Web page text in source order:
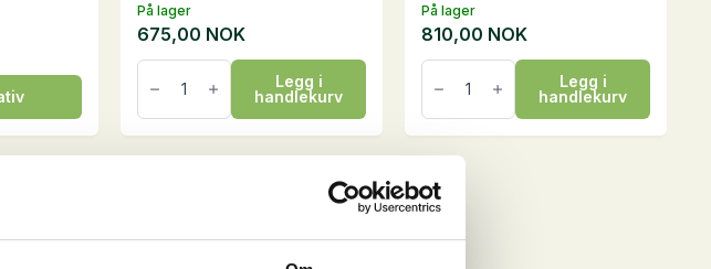
På lager
675,00 NOK
GlyxWiese
Müsli,
kg
antall
Legg i
handlekurv
På lager
810,00 NOK
Hesta
Mix
Nordic
Light,
20
kg
Legg i
handlekurv